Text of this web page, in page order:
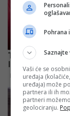
Pohrana
Saznajte
Vaši će se
uređaja
uređaja) može
partnera ili ih
partneri
geolociranju.